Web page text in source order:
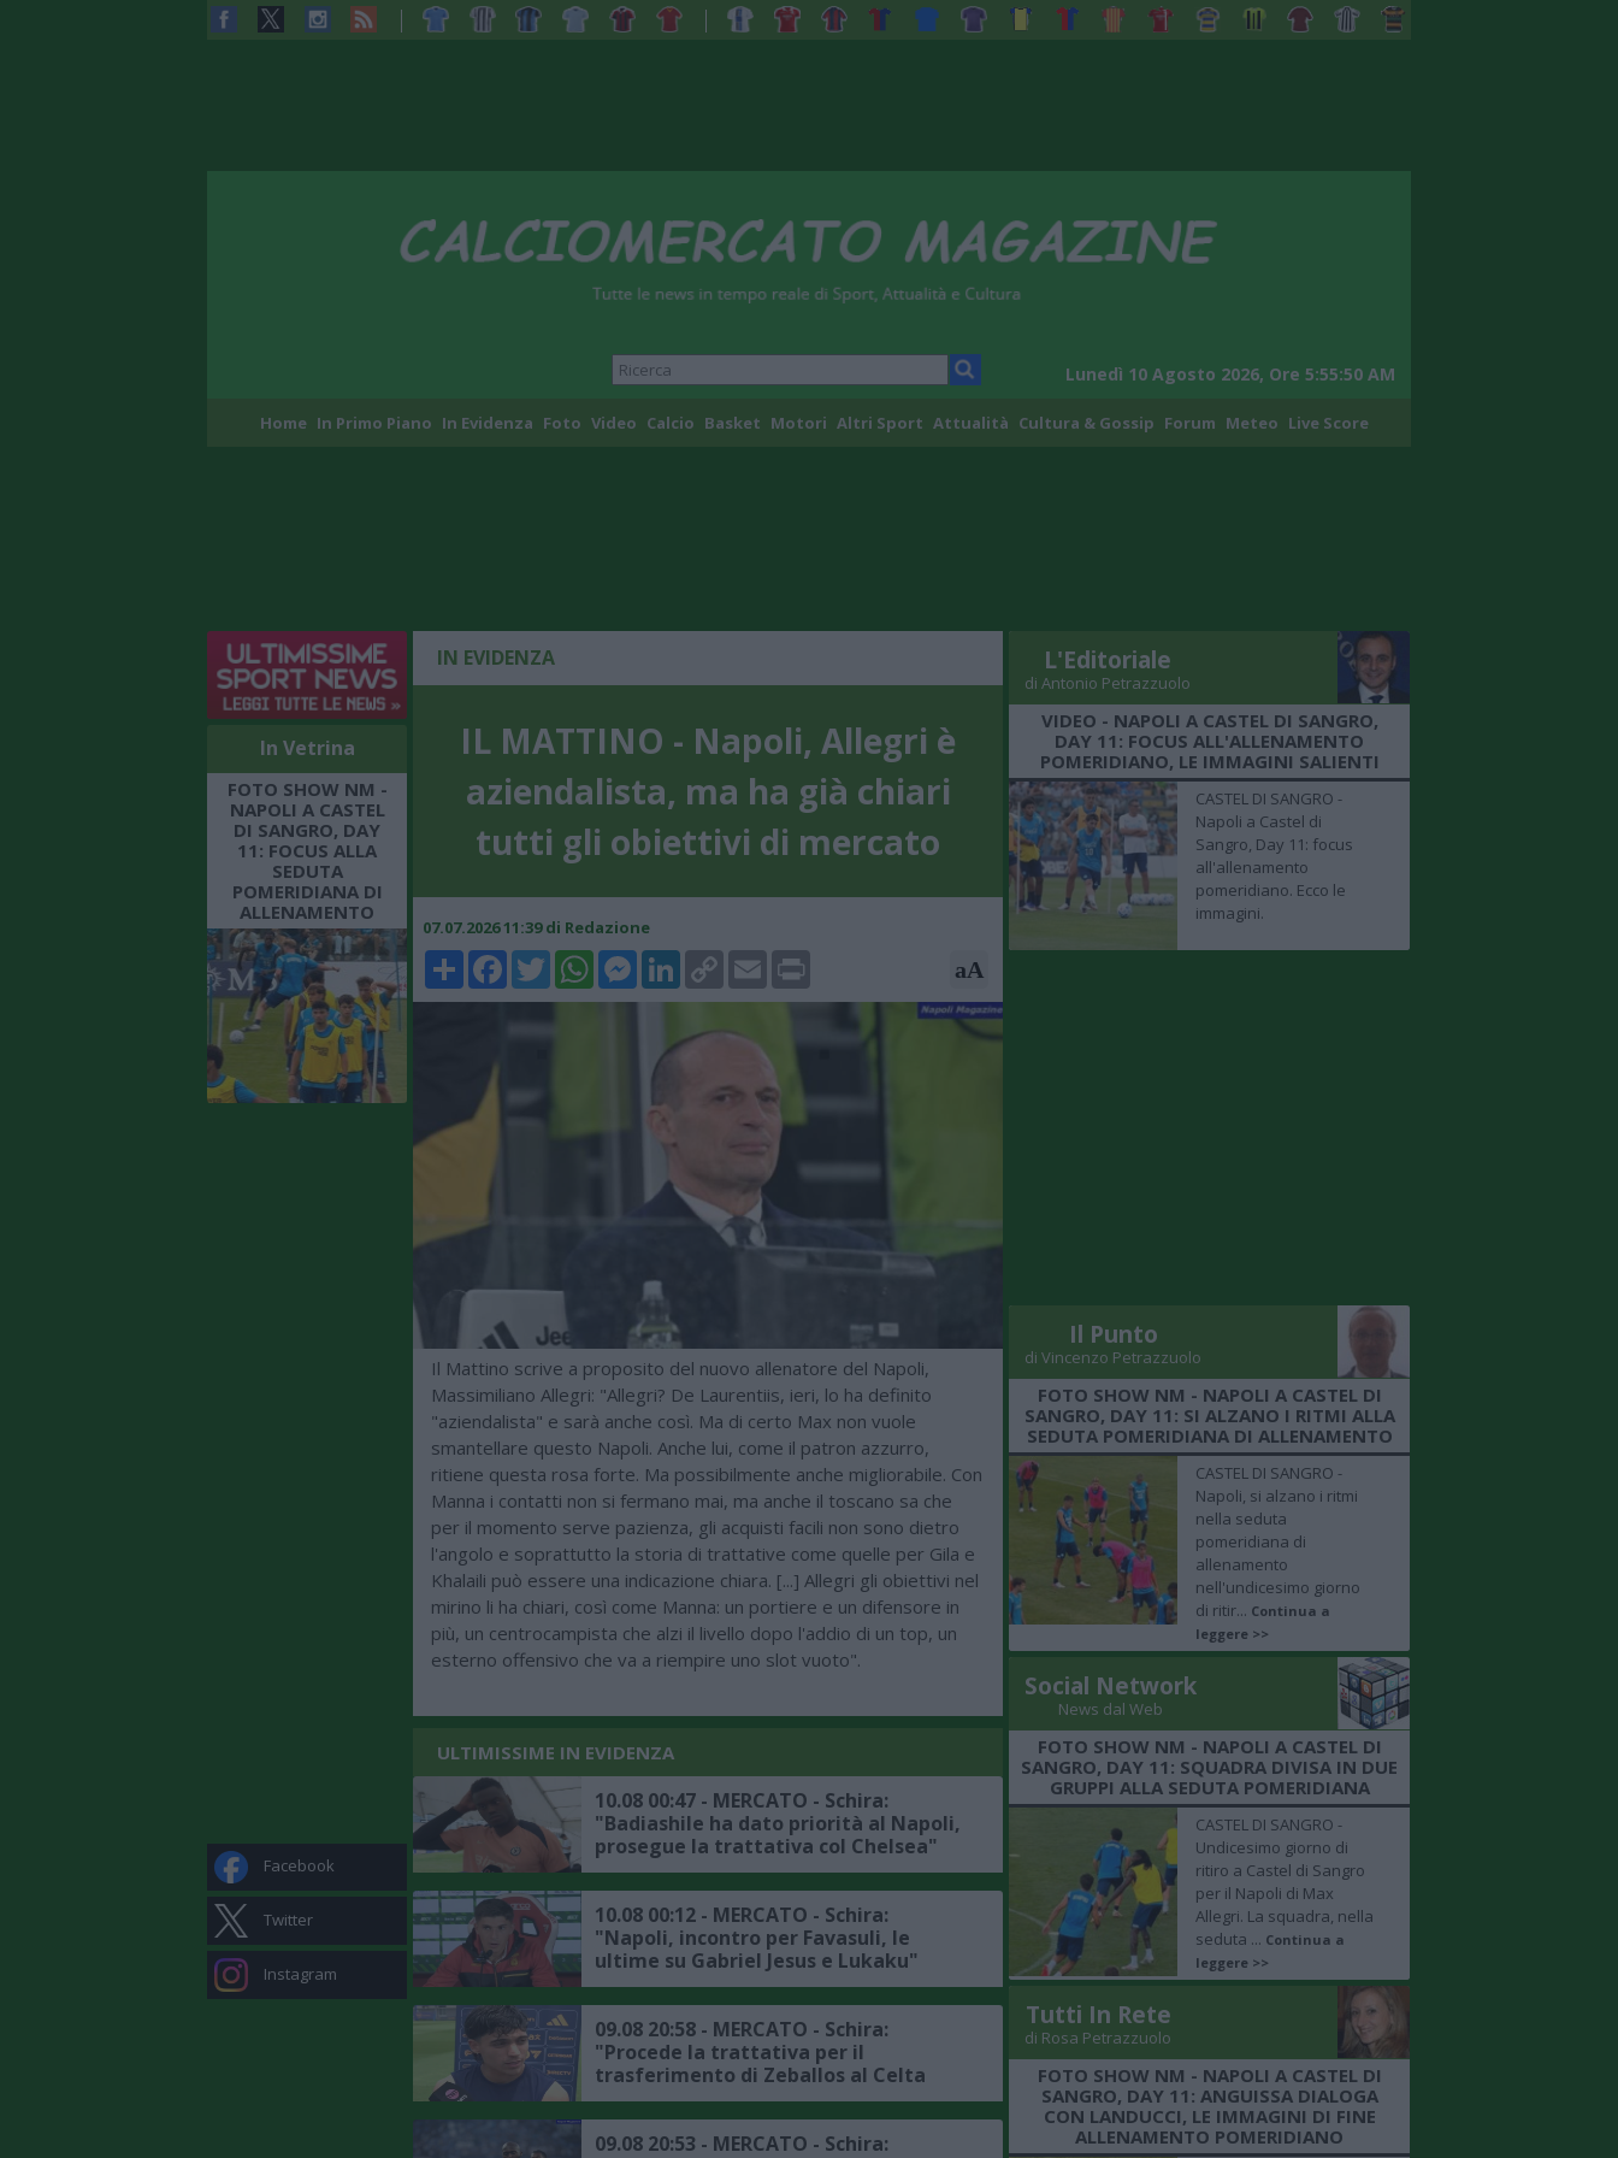
Lunedì 10 Agosto 2026, Ore 5:55:51 AM
Home In Primo Piano In Evidenza Foto Video Calcio Basket Motori Altri Sport Attualità Cultura & Gossip Forum Meteo Live Score
In Vetrina
FOTO SHOW NM -
NAPOLI A CASTEL
DI SANGRO, DAY
11: FOCUS ALLA
SEDUTA
POMERIDIANA DI
ALLENAMENTO
Facebook
Twitter
Instagram
IN EVIDENZA
IL MATTINO - Napoli, Allegri è
aziendalista, ma ha già chiari
tutti gli obiettivi di mercato
07.07.2026 11:39 di Redazione
ShareFacebookTwitterWhatsAppMessenger
LinkedIn
Copy
Link
Email Print aA
Il Mattino scrive a proposito del nuovo allenatore del Napoli,
Massimiliano Allegri: "Allegri? De Laurentiis, ieri, lo ha definito
"aziendalista" e sarà anche così. Ma di certo Max non vuole
smantellare questo Napoli. Anche lui, come il patron azzurro,
ritiene questa rosa forte. Ma possibilmente anche migliorabile. Con
Manna i contatti non si fermano mai, ma anche il toscano sa che
per il momento serve pazienza, gli acquisti facili non sono dietro
l'angolo e soprattutto la storia di trattative come quelle per Gila e
Khalaili può essere una indicazione chiara. [...] Allegri gli obiettivi nel
mirino li ha chiari, così come Manna: un portiere e un difensore in
più, un centrocampista che alzi il livello dopo l'addio di un top, un
esterno offensivo che va a riempire uno slot vuoto".
ULTIMISSIME IN EVIDENZA
10.08 00:47 - MERCATO - Schira:
"Badiashile ha dato priorità al Napoli,
prosegue la trattativa col Chelsea"
10.08 00:12 - MERCATO - Schira:
"Napoli, incontro per Favasuli, le
ultime su Gabriel Jesus e Lukaku"
09.08 20:58 - MERCATO - Schira:
"Procede la trattativa per il
trasferimento di Zeballos al Celta
Vigo"
09.08 20:53 - MERCATO - Schira:
L'Editoriale
di Antonio Petrazzuolo
VIDEO - NAPOLI A CASTEL DI SANGRO,
DAY 11: FOCUS ALL'ALLENAMENTO
POMERIDIANO, LE IMMAGINI SALIENTI
CASTEL DI SANGRO -
Napoli a Castel di
Sangro, Day 11: focus
all'allenamento
pomeridiano. Ecco le
immagini.
Il Punto
di Vincenzo Petrazzuolo
FOTO SHOW NM - NAPOLI A CASTEL DI
SANGRO, DAY 11: SI ALZANO I RITMI ALLA
SEDUTA POMERIDIANA DI ALLENAMENTO
CASTEL DI SANGRO -
Napoli, si alzano i ritmi
nella seduta
pomeridiana di
allenamento
nell'undicesimo giorno
di ritir... Continua a
leggere >>
Social Network
News dal Web
FOTO SHOW NM - NAPOLI A CASTEL DI
SANGRO, DAY 11: SQUADRA DIVISA IN DUE
GRUPPI ALLA SEDUTA POMERIDIANA
CASTEL DI SANGRO -
Undicesimo giorno di
ritiro a Castel di Sangro
per il Napoli di Max
Allegri. La squadra, nella
seduta ... Continua a
leggere >>
Tutti In Rete
di Rosa Petrazzuolo
FOTO SHOW NM - NAPOLI A CASTEL DI
SANGRO, DAY 11: ANGUISSA DIALOGA
CON LANDUCCI, LE IMMAGINI DI FINE
ALLENAMENTO POMERIDIANO